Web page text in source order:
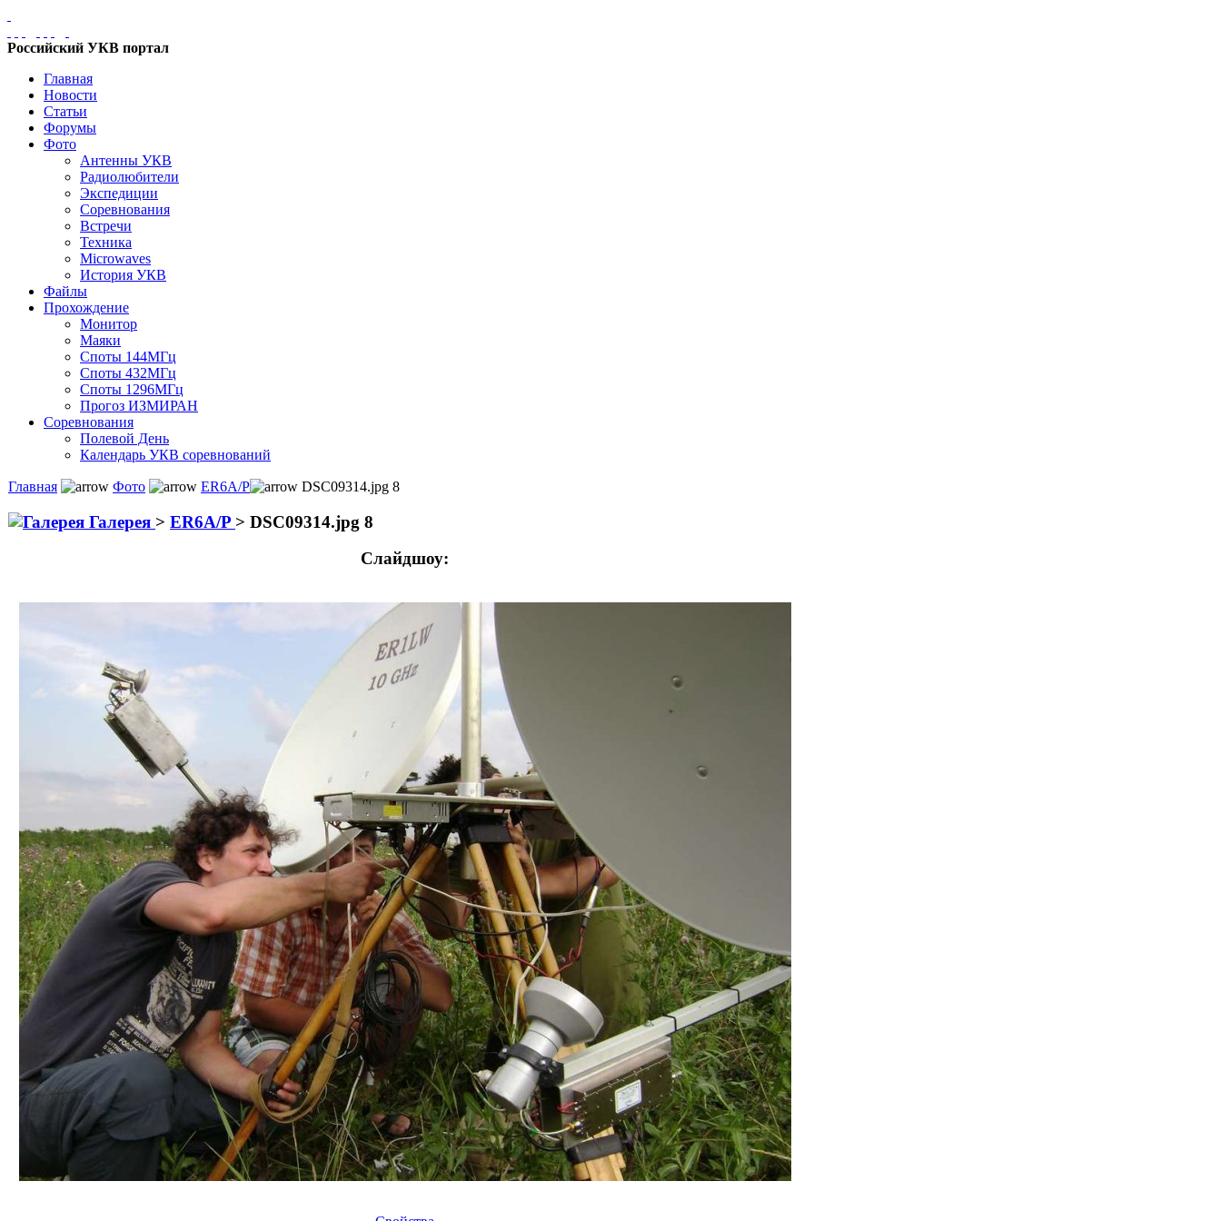
Российский УКВ портал
Главная
Новости
Статьи
Форумы
Фото
Антенны УКВ
Радиолюбители
Экспедиции
Соревнования
Встречи
Техника
Microwaves
История УКВ
Файлы
Прохождение
Монитор
Маяки
Споты 144МГц
Споты 432МГц
Споты 1296МГц
Прогоз ИЗМИРАН
Соревнования
Полевой День
Календарь УКВ соревнований
Главная Фото ER6A/P DSC09314.jpg 8
Галерея > ER6A/P > DSC09314.jpg 8
Слайдшоу: